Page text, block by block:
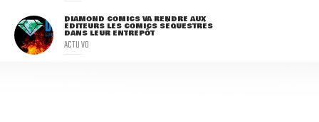
DIAMOND COMICS VA RENDRE AUX
ÉDITEURS LES COMICS SÉQUESTRÉS
DANS LEUR ENTREPÔT
ACTU VO